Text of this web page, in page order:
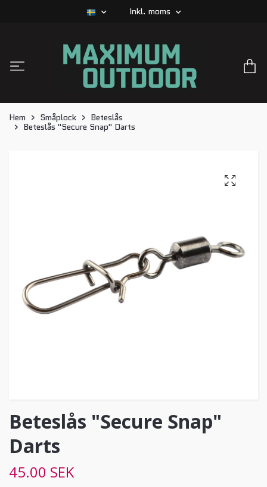
Inkl. moms
Hem Småplock
Beteslås
Beteslås "Secure Snap" Darts
Beteslås "Secure Snap"
Darts
45.00 SEK